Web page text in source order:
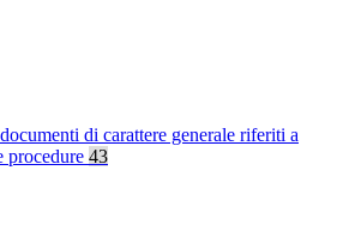
di carattere generale riferiti a
procedure 43